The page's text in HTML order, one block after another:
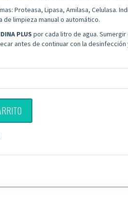
Proteasa, Lipasa, Amilasa, Celulasa.
limpieza manual o automático.
PLUS por cada litro de agua.
antes de continuar con la